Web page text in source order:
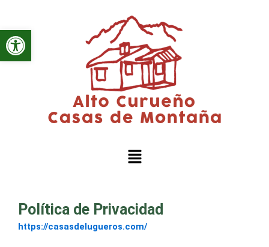
contenido
Menú
Política de Privacidad
https://casasdelugueros.com/
Abrir barra de herramientas